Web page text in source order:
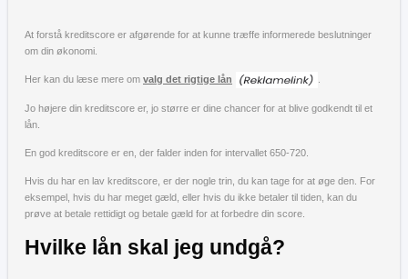
At forstå kreditscore er afgørende for at kunne træffe informerede beslutninger
om din økonomi.
Her kan du læse mere om valg det rigtige lån
Jo højere din kreditscore er, jo større er dine chancer for at blive godkendt til et
lån.
En god kreditscore er en, der falder inden for intervallet 650-720.
Hvis du har en lav kreditscore, er der nogle trin, du kan tage for at øge den. For
eksempel, hvis du har meget gæld, eller hvis du ikke betaler til tiden, kan du
prøve at betale rettidigt og betale gæld for at forbedre din score.
Hvilke lån skal jeg undgå?